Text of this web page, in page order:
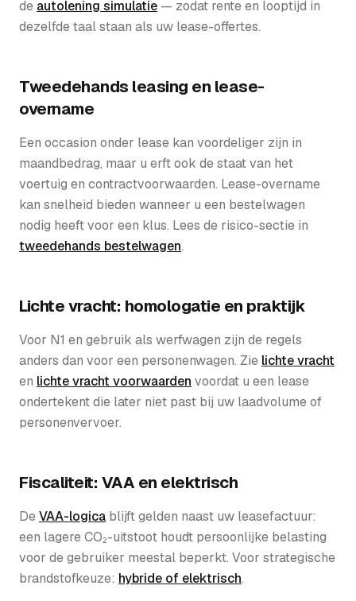
de autolening simulatie — zodat rente en looptijd in
dezelfde taal staan als uw lease-offertes.
Tweedehands leasing en lease-
overname
Een occasion onder lease kan voordeliger zijn in
maandbedrag, maar u erft ook de staat van het
voertuig en contractvoorwaarden. Lease-overname
kan snelheid bieden wanneer u een bestelwagen
nodig heeft voor een klus. Lees de risico-sectie in
tweedehands bestelwagen.
Lichte vracht: homologatie en praktijk
Voor N1 en gebruik als werfwagen zijn de regels
anders dan voor een personenwagen. Zie lichte vracht
en lichte vracht voorwaarden voordat u een lease
ondertekent die later niet past bij uw laadvolume of
personenvervoer.
Fiscaliteit: VAA en elektrisch
DeVAA-logica blijft gelden naast uw leasefactuur:
een lagere CO₂-uitstoot houdt persoonlijke belasting
voor de gebruiker meestal beperkt. Voor strategische
brandstofkeuze: hybride of elektrisch.